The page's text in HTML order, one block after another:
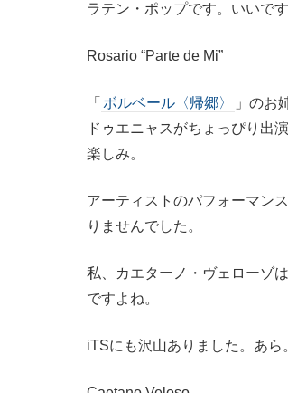
ラテン・ポップです。いいです
Rosario “Parte de Mi”
「 ボルベール〈帰郷〉 」のお
ドゥエニャスがちょっぴり出
楽しみ。
アーティストのパフォーマン
りませんでした。
私、カエターノ・ヴェローゾ
ですよね。
iTSにも沢山ありました。あら